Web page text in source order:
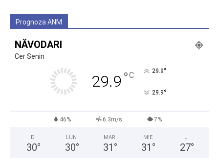
Prognoza ANM
NĂVODARI
Cer Senin
29.9 °C 29.9°
29.9°
46% 6.3m/s 7%
D
30°
LUN
30°
MAR
31 °
MIE
31 °
J
27°